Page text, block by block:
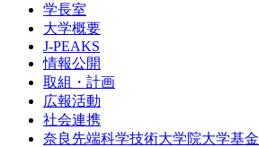
学長室
大学概要
J-PEAKS
情報公開
取組・計画
広報活動
社会連携
奈良先端科学技術大学院大学基金